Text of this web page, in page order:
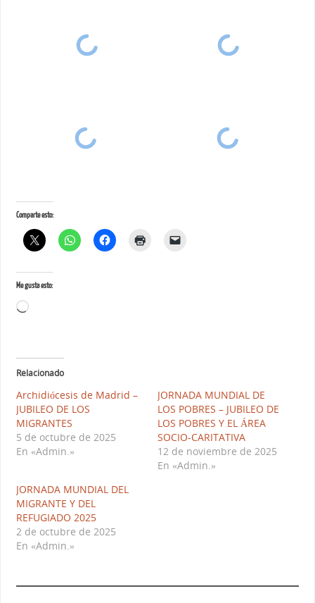
Comparte esto:
Me gusta esto:
Relacionado
Archidiócesis de Madrid –
JUBILEO DE LOS
MIGRANTES
5 de octubre de 2025
En «Admin.»
JORNADA MUNDIAL DE
LOS POBRES – JUBILEO DE
LOS POBRES Y EL ÁREA
SOCIO-CARITATIVA
12 de noviembre de 2025
En «Admin.»
JORNADA MUNDIAL DEL
MIGRANTE Y DEL
REFUGIADO 2025
2 de octubre de 2025
En «Admin.»